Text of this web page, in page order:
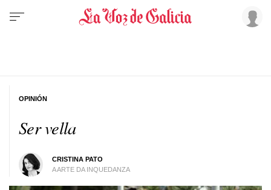
Ser vella
CRISTINA PATO
A ARTE DA INQUEDANZA
OPINIÓN